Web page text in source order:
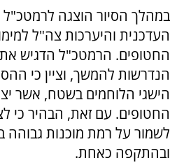
במהלך הסיור הוצגה
העדכנית והיערכות צה"ל
החטופים. הרמטכ"ל הדגיש
הנדרשות להמשך, וציין כי
הישגי הלוחמים בשטח, אשר
החטופים. עם זאת, הבהיר כי
לשמור על רמת מוכנות גבוהה
ובהתקפה כאחת.